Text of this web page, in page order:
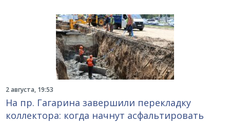
2 августа, 19:53
На пр. Гагарина завершили перекладку
коллектора: когда начнут асфальтировать